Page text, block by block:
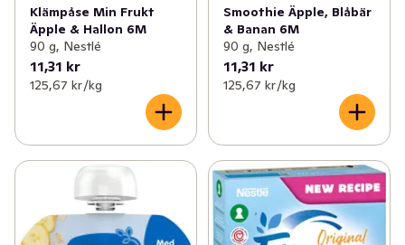
Klämpåse Min Frukt
Äpple & Hallon 6M
90 g, Nestlé
11,31 kr
125,67 kr /kg
Smoothie Äpple, Blåbär
& Banan 6M
90 g, Nestlé
11,31 kr
125,67 kr /kg